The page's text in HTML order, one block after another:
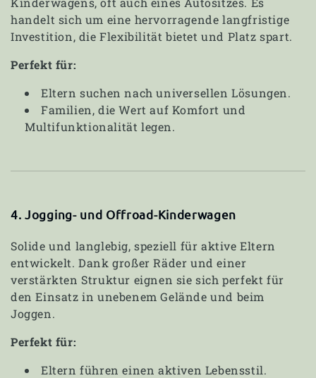
handelt sich um eine hervorragende langfristige
Investition, die Flexibilität bietet und Platz spart.
Perfekt für:
Eltern suchen nach universellen Lösungen.
Familien, die Wert auf Komfort und
Multifunktionalität legen.
4. Jogging- und Offroad-Kinderwagen
Solide und langlebig, speziell für aktive Eltern
entwickelt. Dank großer Räder und einer
verstärkten Struktur eignen sie sich perfekt für
den Einsatz in unebenem Gelände und beim
Joggen.
Perfekt für:
Eltern führen einen aktiven Lebensstil.